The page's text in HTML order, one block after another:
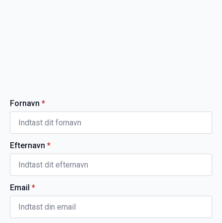
Fornavn *
Efternavn *
Email *